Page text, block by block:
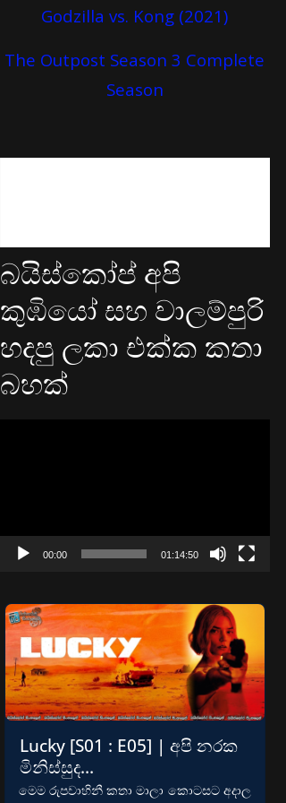
Godzilla vs. Kong (2021)
The Outpost Season 3 Complete
Season
බයිස්කෝප් අපි
කුඹියෝ සහ වාලම්පුරි
හදපු ලකා එක්ක කතා
බහක්
00:00 01:14:50
Lucky [S01 : E05] | අපි නරක
මිනිස්සුද…
මෙම රුපවාහිනී කතා මාලා කොටසට අදාල